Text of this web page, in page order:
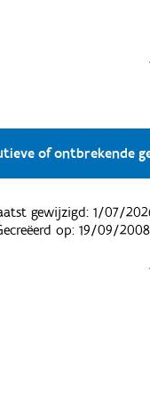
of ontbrekende
gewijzigd:1/07/
op:19/09/2008